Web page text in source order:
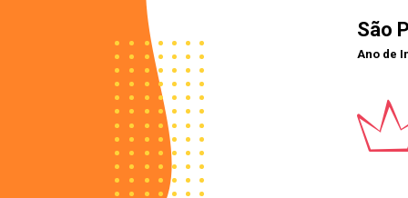
POLÍTICA DE
São
Ano de